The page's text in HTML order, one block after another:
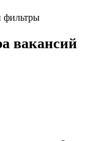
фильтры
вакансий